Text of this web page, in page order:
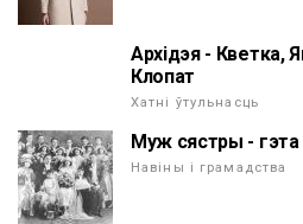
Архідэя - Кветка,
Клопат
Хатні ўтульнасць
Муж сястры - гэта
Навіны і грамадства